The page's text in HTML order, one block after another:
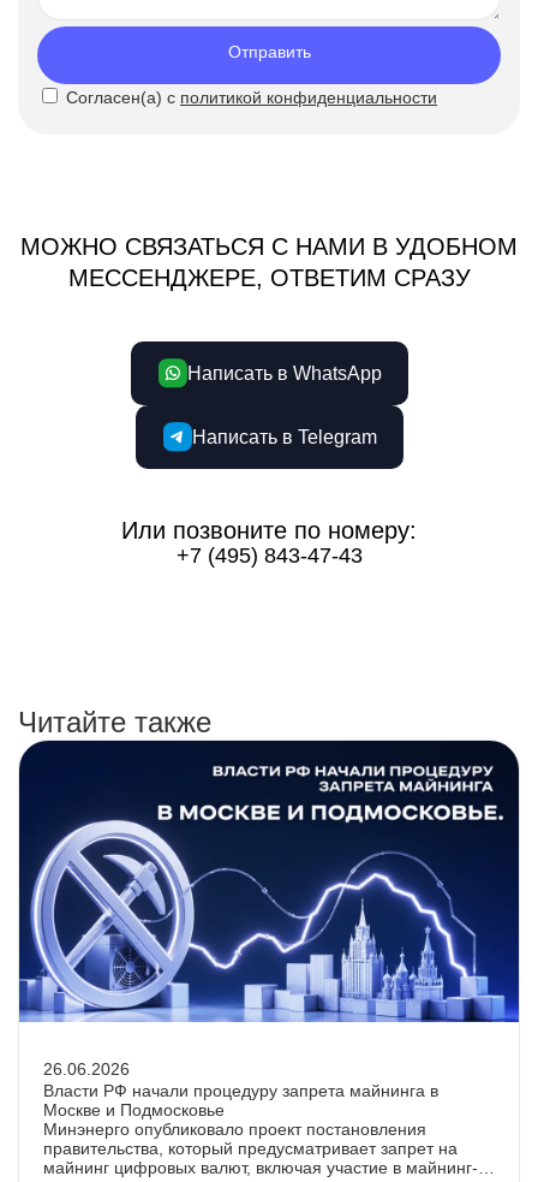
Отправить
Согласен(а) с политикой конфиденциальности
МОЖНО СВЯЗАТЬСЯ С НАМИ В УДОБНОМ
МЕССЕНДЖЕРЕ, ОТВЕТИМ СРАЗУ
Написать в WhatsApp
Написать в Telegram
Или позвоните по номеру:
+7 (495) 843-47-43
Читайте также
26.06.2026
Власти РФ начали процедуру запрета майнинга в
Москве и Подмосковье
Минэнерго опубликовало проект постановления
правительства, который предусматривает запрет на
майнинг цифровых валют, включая участие в майнинг-